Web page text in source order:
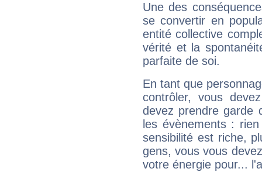
Une des
se convertir en
entité collective
vérité et la
parfaite de soi.
En tant que
contrôler, vous
devez prendre garde
les évènements :
sensibilité est riche,
gens, vous vous
votre énergie pour...